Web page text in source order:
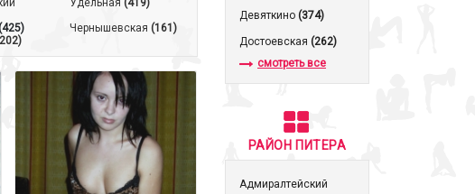
Удельная (419)
Чернышевская (161)
Девяткино (374)
Достоевская (262)
смотреть все
РАЙОН ПИТЕРА
Адмиралтейский